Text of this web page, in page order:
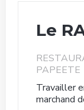
Le
PAPEETE
Travailler
marchand